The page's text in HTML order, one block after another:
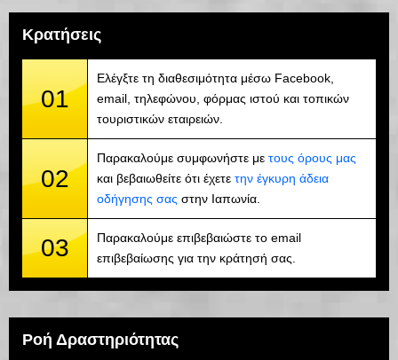
Κρατήσεις
01
Ελέγξτε τη διαθεσιμότητα μέσω Facebook,
email, τηλεφώνου, φόρμας ιστού και τοπικών
τουριστικών εταιρειών.
02
Παρακαλούμε συμφωνήστε με τους όρους μας
και βεβαιωθείτε ότι έχετε την έγκυρη άδεια
οδήγησης σας στην Ιαπωνία.
03
Παρακαλούμε επιβεβαιώστε το email
επιβεβαίωσης για την κράτησή σας.
Ροή Δραστηριότητας